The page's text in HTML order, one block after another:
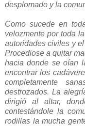
desplomado y la
Como sucede en
velozmente por toda
autoridades civiles y
Procediose a quitar
hacia donde se oían
encontrar los
completamente
destrozados. La
dirigió al altar,
contestándole la
rodillas la mucha